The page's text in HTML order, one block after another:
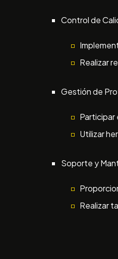
Control de
Realizar
Gestión de
Participar
Utilizar
Soporte y
Realizar